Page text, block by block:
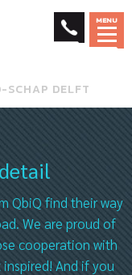
MENU
SCHAP DELFT
QbiQ find their way
We are proud of
cooperation with
And if you